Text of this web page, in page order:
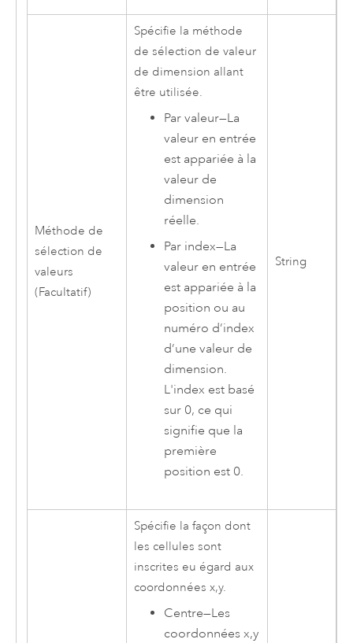
Méthode de
sélection de
valeurs
(Facultatif)
Spécifie la méthode
de sélection de valeur
de dimension allant
être utilisée.
Par valeur—La
valeur en entrée
est appariée à la
valeur de
dimension
réelle.
Par index—La
valeur en entrée
est appariée à la
position ou au
numéro d’index
d’une valeur de
dimension.
L'index est basé
sur 0, ce qui
signifie que la
première
position est 0.
String
Spécifie la façon dont
les cellules sont
inscrites eu égard aux
coordonnées x,y.
Centre—Les
coordonnées x,y